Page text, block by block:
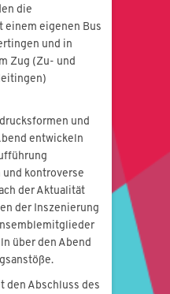
die
einem eigenen Bus
und in
Zug (Zu- und
und
entwickeln
und kontroverse
der Aktualität
der Inszenierung
über den Abend
den Abschluss des